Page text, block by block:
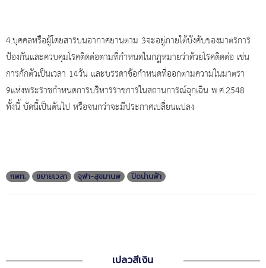
​​​4.บุคคลหรือผู้โดยสารบนอากาศยานตาม 3จะอยู่ภายใต้บังคับของมาตรการ
ป้องกันและควบคุมโรคติดต่อตามที่กำหนดในกฎหมายว่าด้วยโรคติดต่อ เช่น
การกักตัวเป็นเวลา 14วัน และบรรดาข้อกำหนดที่ออกตามความในมาตรา
9แห่งพระราชกำหนดการบริหารราชการในสถานการณ์ฉุกเฉิน พ.ศ.2548
​ทั้งนี้ บัดนี้เป็นต้นไป หรือจนกว่าจะมีประกาศเปลี่ยนแปลง
กพท. ขยายเวลา จุฬา-สุขมานพ ปิดน่านฟ้า
เปลวสีเงิน